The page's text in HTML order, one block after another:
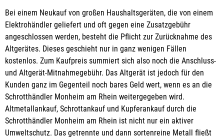
Bei einem Neukauf von großen Haushaltsgeräten, die von einem
Elektrohändler geliefert und oft gegen eine Zusatzgebühr
angeschlossen werden, besteht die Pflicht zur Zurücknahme des
Altgerätes. Dieses geschieht nur in ganz wenigen Fällen
kostenlos. Zum Kaufpreis summiert sich also noch die Anschluss-
und Altgerät-Mitnahmegebühr. Das Altgerät ist jedoch für den
Kunden ganz im Gegenteil noch bares Geld wert, wenn es an die
Schrotthändler Monheim am Rhein weitergegeben wird.
Altmetallankauf, Schrottankauf und Kupferankauf durch die
Schrotthändler Monheim am Rhein ist nicht nur ein aktiver
Umweltschutz. Das getrennte und dann sortenreine Metall fließt